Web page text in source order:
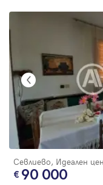
Севлиево, Идеален
90 000